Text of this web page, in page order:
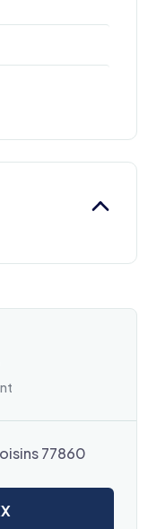
77860